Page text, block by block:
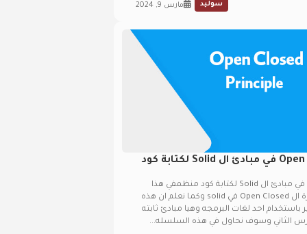
سوليد مارس 9, 2024
شرح Open Closed Principle في مبادئ ال Solid لكتابة كود
شرح Open Closed Principle في مبادئ ال Solid لكتابة كود منظمفي هذا
الدرس الثاني سوف نشرح فكرة ال Open Closed في solid وكما نعلم ان هذه
احد لغات البرمجه وهيا مبادئ ثابته
الثاني وسوف نحاول في هذه السلسله...